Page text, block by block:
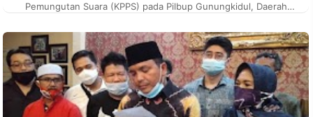
Pemungutan Suara (KPPS) pada Pilbup Gunungkidul, Daerah